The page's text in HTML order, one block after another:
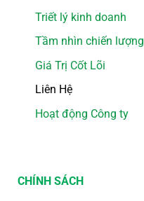
Triết lý kinh doanh
Tầm nhìn chiến lượng
Giá Trị Cốt Lõi
Liên Hệ
Hoạt động Công ty
CHÍNH SÁCH